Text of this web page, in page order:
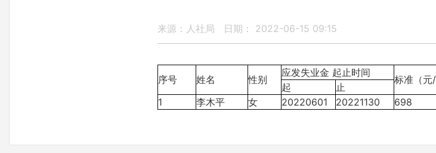
来源：人社局 日期： 2022-06-15 09:15
序号 姓名 性别
应发失业金 起止时间
标准（元/
起
止
1
李木平 女 20220601 20221130 698